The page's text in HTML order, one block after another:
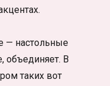
— настольные
объединяет. В
таких вот